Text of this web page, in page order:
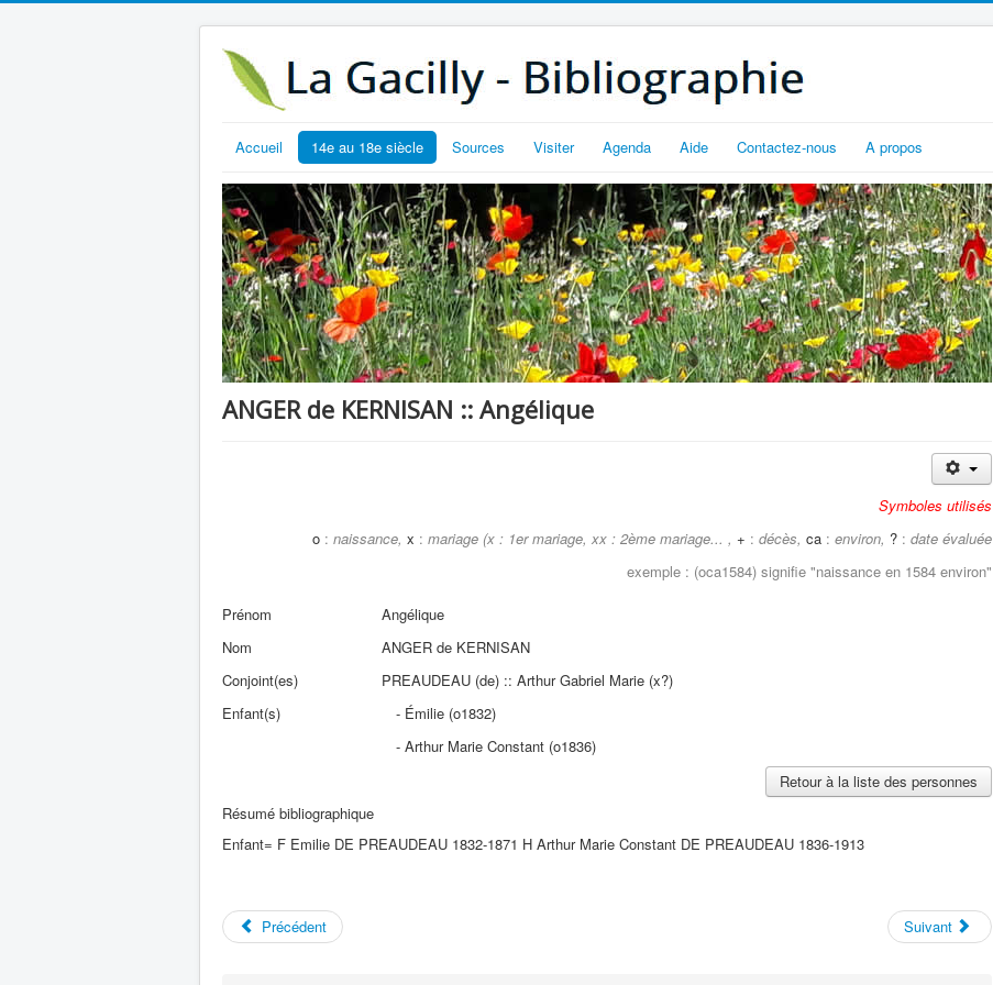
Accueil 14e au 18e siècle Sources Visiter Agenda Aide Contactez-nous A propos
ANGER de KERNISAN :: Angélique
Symboles utilisés
o : naissance, x : mariage (x : 1er mariage, xx : 2ème mariage... , + : décès, ca : environ, ? : date évaluée
exemple : (oca1584) signifie "naissance en 1584 environ"
Prénom
Angélique
Nom
ANGER de KERNISAN
Conjoint(es)
PREAUDEAU (de) :: Arthur Gabriel Marie (x?)
Enfant(s)
- Émilie (o1832)
- Arthur Marie Constant (o1836)
Retour à la liste des personnes
Résumé bibliographique
Enfant= F Emilie DE PREAUDEAU 1832-1871 H Arthur Marie Constant DE PREAUDEAU 1836-1913
Précédent Suivant